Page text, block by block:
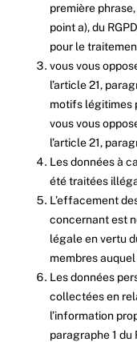
première
point a), du
pour le
vous vous
l’article 21,
motifs légitimes
vous vous
l’article 21,
Les données à
été traitées
L’effacement
concernant est
légale en vertu
membres
Les données
collectées en
l’information
paragraphe 1 du